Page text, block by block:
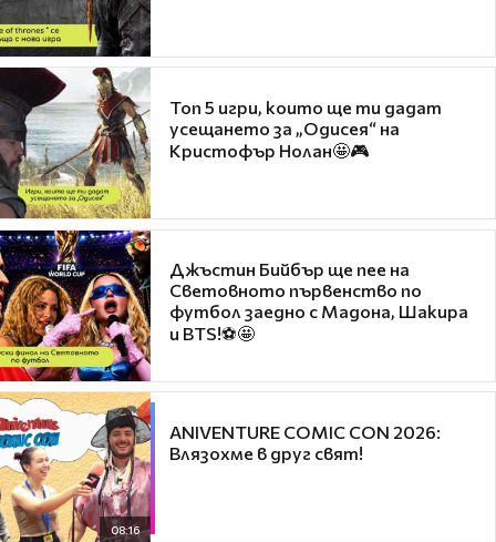
Топ 5 игри, които ще ти дадат
усещането за „Одисея“ на
Кристофър Нолан🤩🎮
Джъстин Бийбър ще пее на
Световното първенство по
футбол заедно с Мадона, Шакира
и BTS!⚽🤩
08:16
ANIVENTURE COMIC CON 2026:
Влязохме в друг свят!